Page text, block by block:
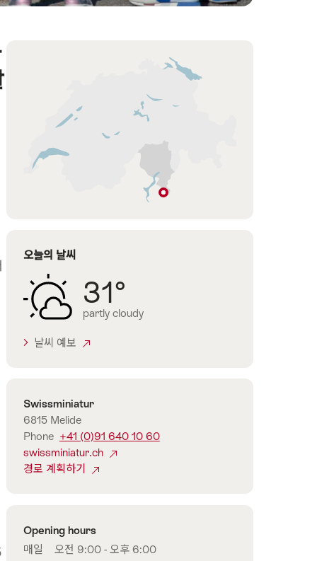
오늘의 날씨
31°
partly cloudy
날씨 예보
연
락
처
Swissminiatur
6815 Melide
Phone +41 (0)91 640 10 60
swissminiatur.ch
경로 계획하기
Opening hours
매일
오전 9:00 - 오후 6:00